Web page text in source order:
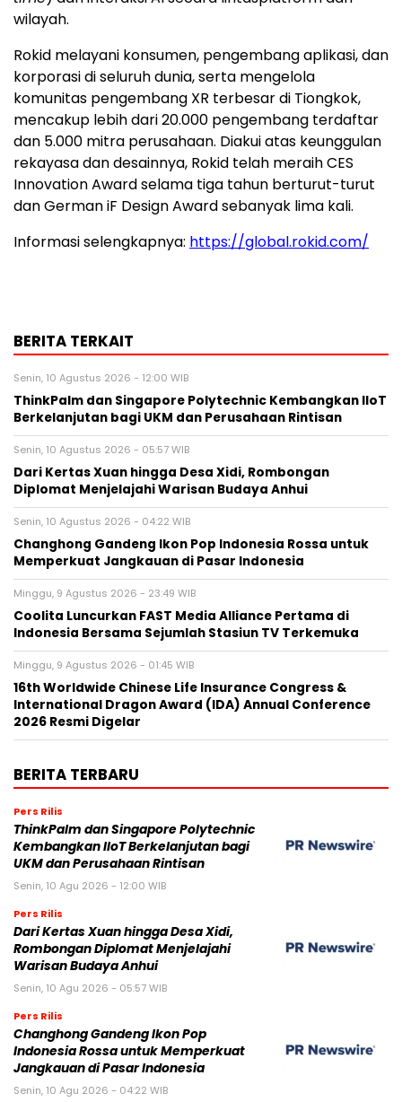
wilayah.
Rokid melayani konsumen, pengembang aplikasi, dan
korporasi di seluruh dunia, serta mengelola
komunitas pengembang XR terbesar di Tiongkok,
mencakup lebih dari 20.000 pengembang terdaftar
dan 5.000 mitra perusahaan. Diakui atas keunggulan
rekayasa dan desainnya, Rokid telah meraih CES
Innovation Award selama tiga tahun berturut-turut
dan German iF Design Award sebanyak lima kali.
Informasi selengkapnya: https://global.rokid.com/
BERITA TERKAIT
Senin, 10 Agustus 2026 - 12:00 WIB
ThinkPalm dan Singapore Polytechnic Kembangkan IIoT
Berkelanjutan bagi UKM dan Perusahaan Rintisan
Senin, 10 Agustus 2026 - 05:57 WIB
Dari Kertas Xuan hingga Desa Xidi, Rombongan
Diplomat Menjelajahi Warisan Budaya Anhui
Senin, 10 Agustus 2026 - 04:22 WIB
Changhong Gandeng Ikon Pop Indonesia Rossa untuk
Memperkuat Jangkauan di Pasar Indonesia
Minggu, 9 Agustus 2026 - 23:49 WIB
Coolita Luncurkan FAST Media Alliance Pertama di
Indonesia Bersama Sejumlah Stasiun TV Terkemuka
Minggu, 9 Agustus 2026 - 01:45 WIB
16th Worldwide Chinese Life Insurance Congress &
International Dragon Award (IDA) Annual Conference
2026 Resmi Digelar
BERITA TERBARU
Pers Rilis
ThinkPalm dan Singapore Polytechnic
Kembangkan IIoT Berkelanjutan bagi
UKM dan Perusahaan Rintisan
Senin, 10 Agu 2026 - 12:00 WIB
Pers Rilis
Dari Kertas Xuan hingga Desa Xidi,
Rombongan Diplomat Menjelajahi
Warisan Budaya Anhui
Senin, 10 Agu 2026 - 05:57 WIB
Pers Rilis
Changhong Gandeng Ikon Pop
Indonesia Rossa untuk Memperkuat
Jangkauan di Pasar Indonesia
Senin, 10 Agu 2026 - 04:22 WIB